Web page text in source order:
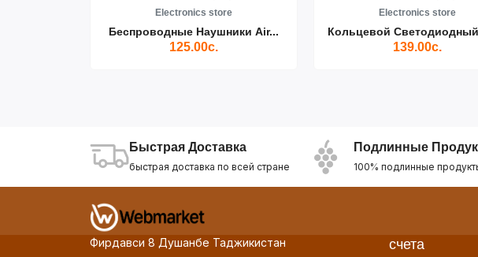
Electronics store
Беспроводные Наушники Air...
125.00с.
Electronics store
Кольцевой
139.00с.
Быстрая Доставка
быстрая доставка по всей стране
Подлинные
100% подлинные
Фирдавси 8 Душанбе Таджикистан
счета